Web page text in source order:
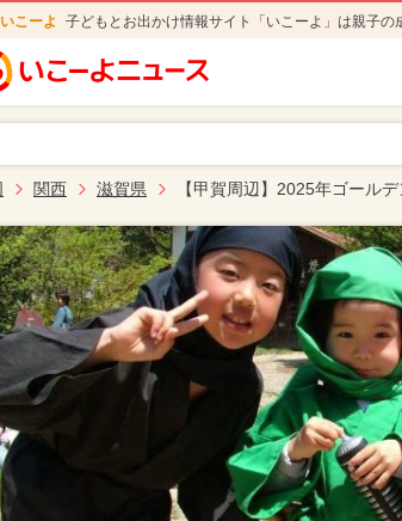
いこーよ 子どもとお出かけ情報サイト「いこーよ」は親子の
関西 滋賀県 【甲賀周辺】2025年ゴール